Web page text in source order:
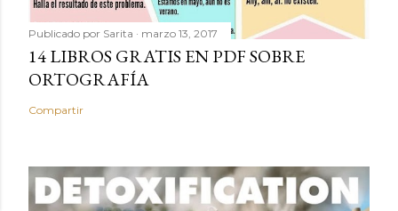
Publicado por Sarita marzo 13, 2017
14 LIBROS GRATIS EN PDF SOBRE
ORTOGRAFÍA
Compartir